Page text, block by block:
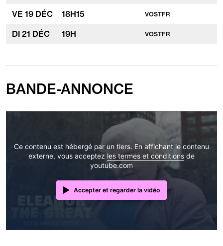
VE 19 DÉC 18H15 VOSTFR
DI 21 DÉC 19H VOSTFR
BANDE-ANNONCE
Ce contenu est hébergé par un tiers. En affichant le contenu
externe, vous acceptez les termes et conditions de
youtube.com
Accepter et regarder la vidéo